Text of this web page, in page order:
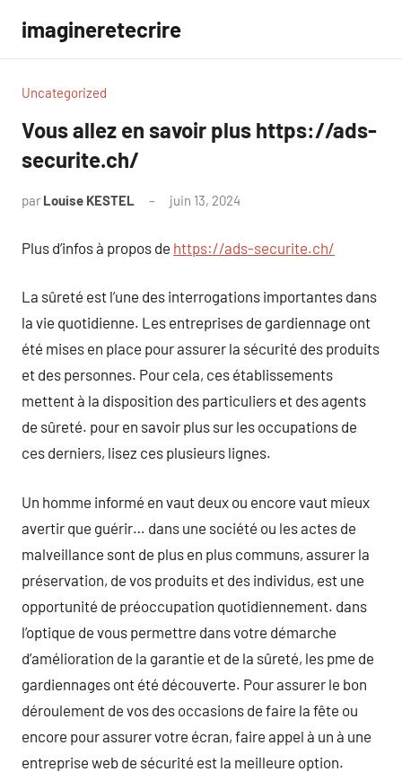
contenu
imagineretecrire
Uncategorized
Vous allez en savoir plus https://ads-
securite.ch/
par Louise KESTEL juin 13, 2024
Plus d’infos à propos de https://ads-securite.ch/
La sûreté est l’une des interrogations importantes dans
la vie quotidienne. Les entreprises de gardiennage ont
été mises en place pour assurer la sécurité des produits
et des personnes. Pour cela, ces établissements
mettent à la disposition des particuliers et des agents
de sûreté. pour en savoir plus sur les occupations de
ces derniers, lisez ces plusieurs lignes.
Un homme informé en vaut deux ou encore vaut mieux
avertir que guérir… dans une société ou les actes de
malveillance sont de plus en plus communs, assurer la
préservation, de vos produits et des individus, est une
opportunité de préoccupation quotidiennement. dans
l’optique de vous permettre dans votre démarche
d’amélioration de la garantie et de la sûreté, les pme de
gardiennages ont été découverte. Pour assurer le bon
déroulement de vos des occasions de faire la fête ou
encore pour assurer votre écran, faire appel à un à une
entreprise web de sécurité est la meilleure option.